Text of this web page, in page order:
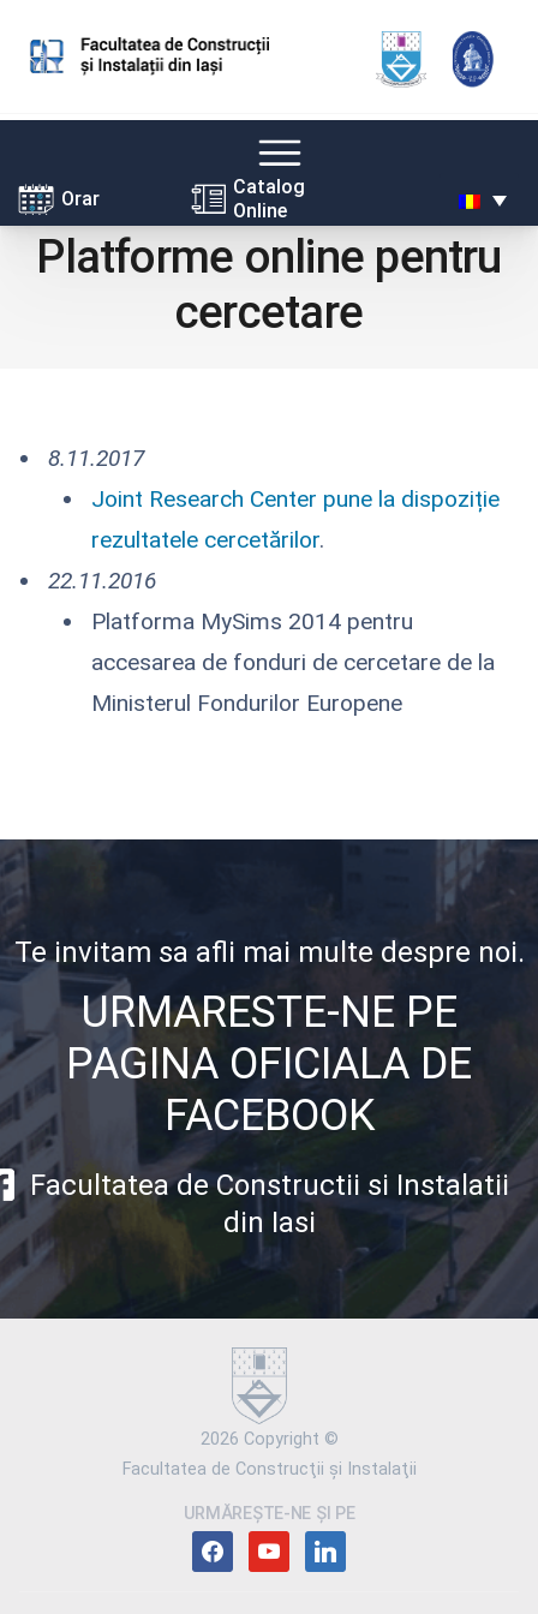
Skip
content
Orar
Catalog
Online
Platforme online pentru
cercetare
8.11.2017
Joint Research Center pune la dispoziție
rezultatele cercetărilor.
22.11.2016
Platforma MySims 2014 pentru
accesarea de fonduri de cercetare de la
Ministerul Fondurilor Europene
Te invitam sa afli mai multe despre noi.
URMARESTE-NE PE
PAGINA OFICIALA DE
FACEBOOK
Facultatea de Constructii si Instalatii
din Iasi
2026 Copyright ©
Facultatea de Construcţii şi Instalaţii
URMĂREȘTE-NE ȘI PE
facebookyoutubelinkedin